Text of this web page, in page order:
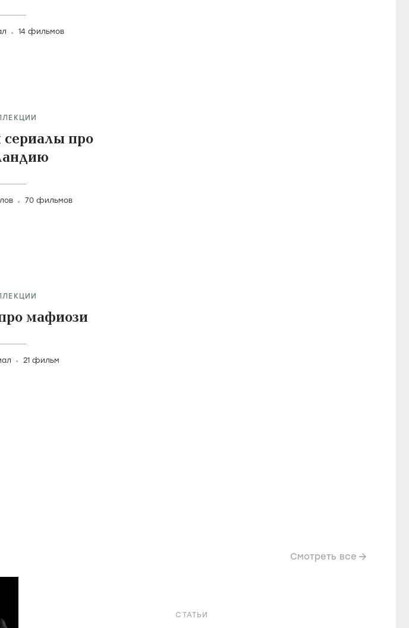
14 фильмов
про
70 фильмов
мафиози
21 фильм
Смотреть все
СТАТЬИ